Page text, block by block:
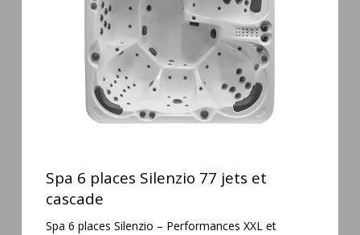
places
Silenzio
Spa 6 places Silenzio 77 jets et
cascade
Spa 6 places Silenzio – Performances XXL et